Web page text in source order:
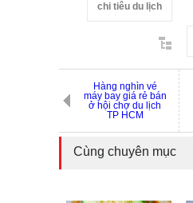
chi tiêu du lịch
Hàng nghìn vé
máy bay giá rẻ bán
ở hội chợ du lịch
TP HCM
Cùng chuyên mục